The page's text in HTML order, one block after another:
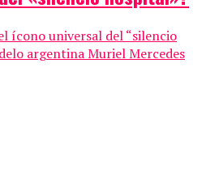
ícono universal del “silencio
argentina Muriel Mercedes